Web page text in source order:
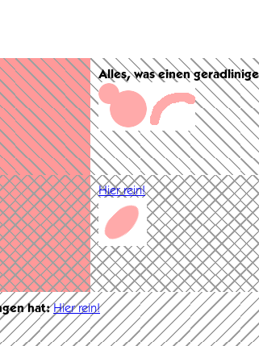
Alles, was einen
Hier rein!
hat:Hier rein!